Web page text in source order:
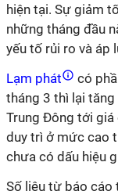
hiện tại. Sự giảm
những tháng đầu
yếu tố rủi ro và áp
Lạm phát
có
tháng 3 thì lại
Trung Đông tới
duy trì ở mức cao
chưa có dấu hiệu
Số liệu từ báo cáo